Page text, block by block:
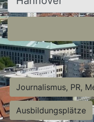
Journalismus, PR,
Ausbildungsplätze